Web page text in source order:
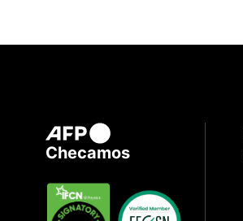
Checamos